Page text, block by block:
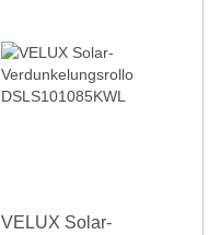
VELUX Solar-